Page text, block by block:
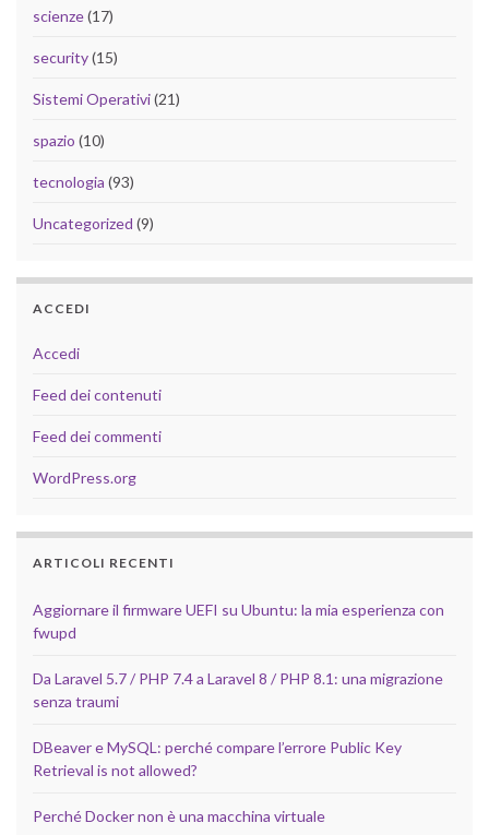
scienze(17)
security(15)
Sistemi Operativi(21)
spazio (10)
tecnologia (93)
Uncategorized (9)
ACCEDI
Accedi
Feed dei contenuti
Feed dei commenti
WordPress.org
ARTICOLI RECENTI
Aggiornare il firmware UEFI su Ubuntu: la mia esperienza con
fwupd
Da Laravel 5.7 / PHP 7.4 a Laravel 8 / PHP 8.1: una migrazione
senza traumi
DBeaver e MySQL: perché compare l’errore Public Key
Retrieval is not allowed?
Perché Docker non è una macchina virtuale